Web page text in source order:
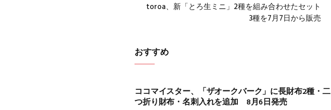
toroa、新「とろ生ミニ」2種を組み合わせたセット
3種を7月7日から販売
おすすめ
ココマイスター、「ザオークバーク」に長財布2種・二
つ折り財布・名刺入れを追加 8月6日発売